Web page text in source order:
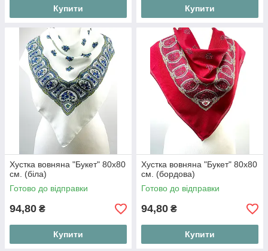
Купити Купити
Хустка вовняна "Букет" 80х80
см. (біла)
Готово до відправки
94,80 ₴
Купити
Хустка вовняна "Букет" 80х80
см. (бордова)
Готово до відправки
94,80 ₴
Купити